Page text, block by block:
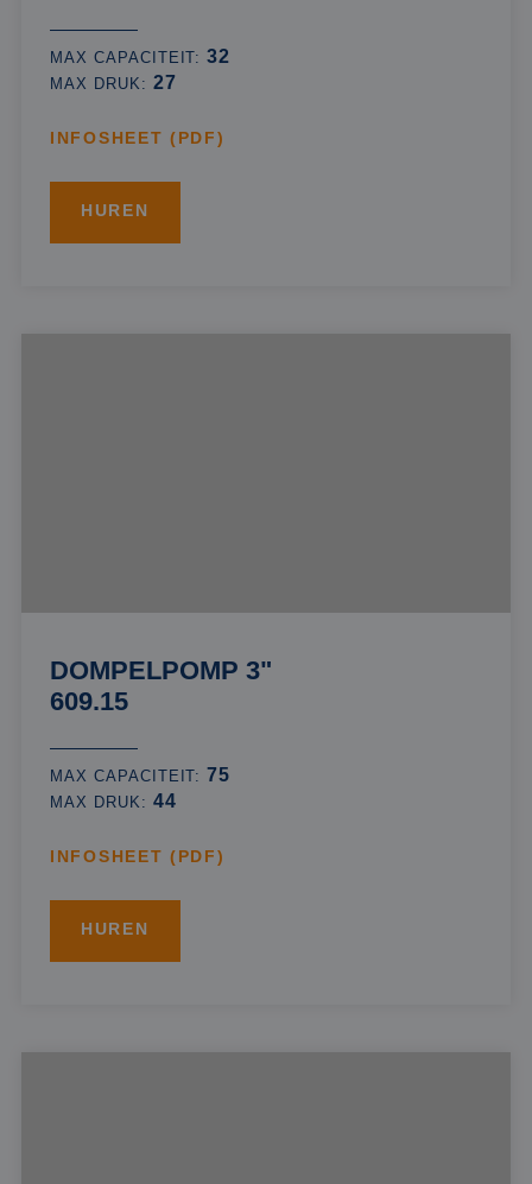
MAX CAPACITEIT:32
MAX DRUK: 27
INFOSHEET (PDF)
HUREN
DOMPELPOMP 3"
609.15
MAX CAPACITEIT: 75
MAX DRUK: 44
INFOSHEET (PDF)
HUREN